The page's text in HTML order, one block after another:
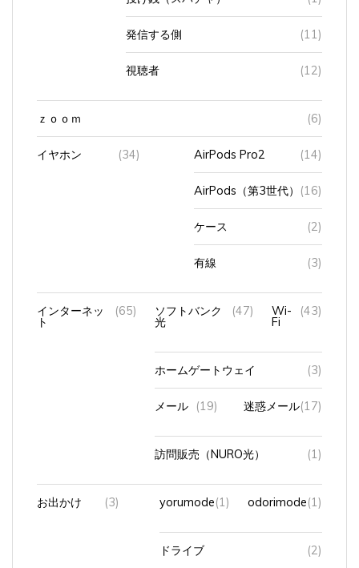
発信する側 (11)
視聴者 (12)
(6)
イヤホン (34) AirPods Pro2 (14)
AirPods（第3世代） (16)
ケース (2)
有線 (3)
インターネッ
ト
(65) ソフトバンク
光
(47) Wi-
Fi
(43)
ホームゲートウェイ (3)
メール (19) 迷惑メール (17)
訪問販売（NURO光） (1)
お出かけ (3) yorumode (1) odorimode (1)
ドライブ (2)